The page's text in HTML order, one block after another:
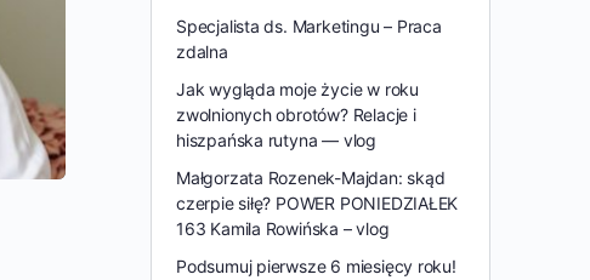
Specjalista ds. Marketingu – Praca
zdalna
Jak wygląda moje życie w roku
zwolnionych obrotów? Relacje i
hiszpańska rutyna — vlog
Małgorzata Rozenek-Majdan: skąd
czerpie siłę? POWER PONIEDZIAŁEK
163 Kamila Rowińska – vlog
Podsumuj pierwsze 6 miesięcy roku!